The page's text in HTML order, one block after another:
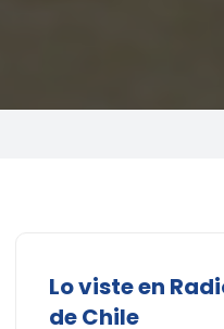
Lo viste en
de Chile